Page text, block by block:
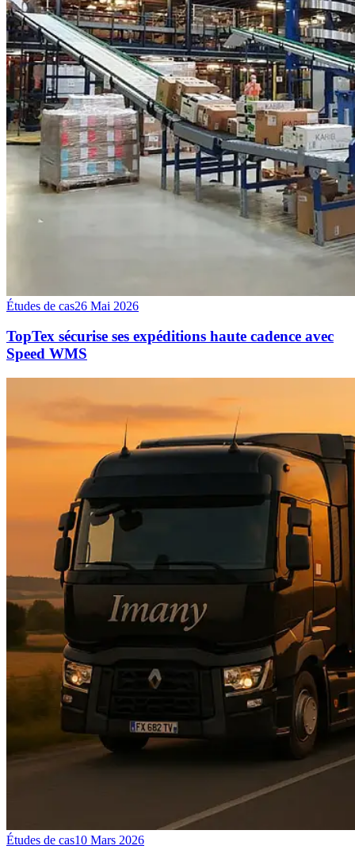
Études de cas26 Mai 2026
TopTex sécurise ses expéditions haute cadence avec
Speed WMS
Études de cas10 Mars 2026